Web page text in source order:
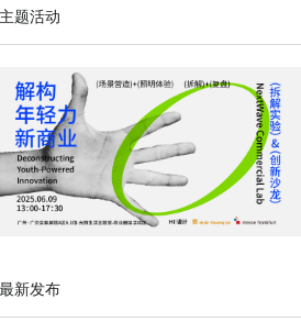
题活动
新发布